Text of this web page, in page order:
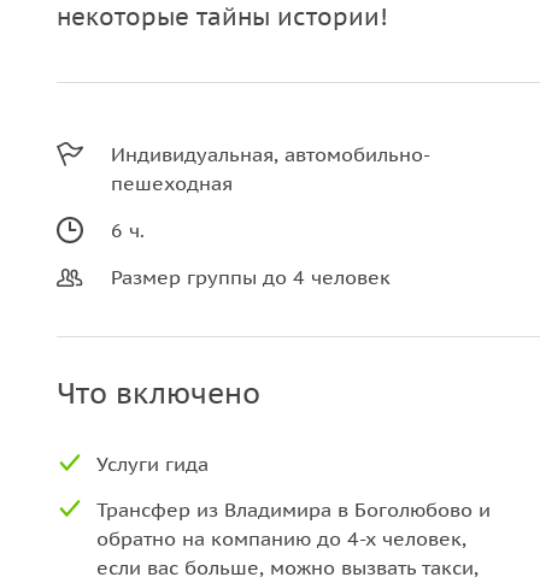
некоторые тайны истории!
Индивидуальная, автомобильно-
пешеходная
6 ч.
Размер группы до 4 человек
Что включено
Услуги гида
Трансфер из Владимира в Боголюбово и
обратно на компанию до 4-х человек,
если вас больше, можно вызвать такси,